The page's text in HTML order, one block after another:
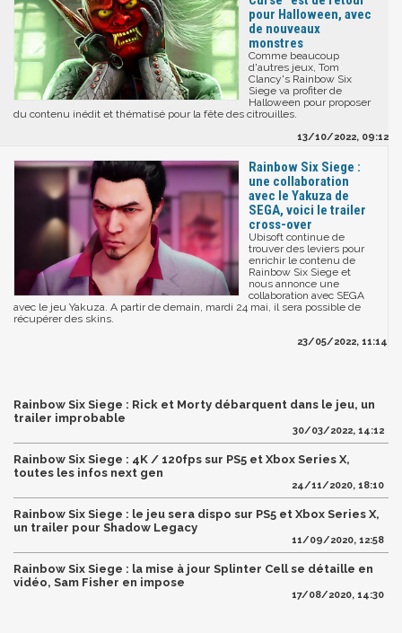
pour Halloween, avec
de nouveaux
monstres
Comme beaucoup
d'autres jeux, Tom
Clancy's Rainbow Six
Siege va profiter de
Halloween pour proposer
du contenu inédit et thématisé pour la fête des citrouilles.
13/10/2022, 09:12
Rainbow Six Siege :
une collaboration
avec le Yakuza de
SEGA, voici le trailer
cross-over
Ubisoft continue de
trouver des leviers pour
enrichir le contenu de
Rainbow Six Siege et
nous annonce une
collaboration avec SEGA
avec le jeu Yakuza. A partir de demain, mardi 24 mai, il sera possible de
récupérer des skins.
23/05/2022, 11:14
Rainbow Six Siege : Rick et Morty débarquent dans le jeu, un
trailer improbable
30/03/2022, 14:12
Rainbow Six Siege : 4K / 120fps sur PS5 et Xbox Series X,
toutes les infos next gen
24/11/2020, 18:10
Rainbow Six Siege : le jeu sera dispo sur PS5 et Xbox Series X,
un trailer pour Shadow Legacy
11/09/2020, 12:58
Rainbow Six Siege : la mise à jour Splinter Cell se détaille en
vidéo, Sam Fisher en impose
17/08/2020, 14:30